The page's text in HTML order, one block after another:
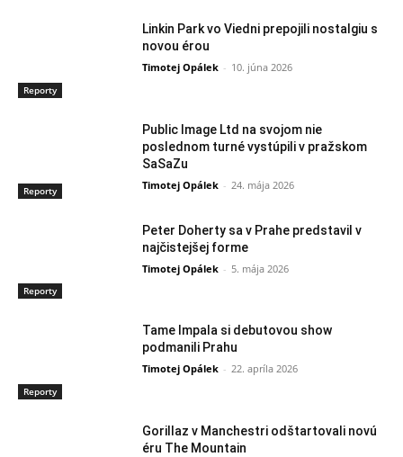
Reporty
Linkin Park vo Viedni prepojili nostalgiu s
novou érou
Timotej Opálek - 10. júna 2026
Reporty
Public Image Ltd na svojom nie
poslednom turné vystúpili v pražskom
SaSaZu
Timotej Opálek - 24. mája 2026
Reporty
Peter Doherty sa v Prahe predstavil v
najčistejšej forme
Timotej Opálek - 5. mája 2026
Reporty
Tame Impala si debutovou show
podmanili Prahu
Timotej Opálek - 22. apríla 2026
Gorillaz v Manchestri odštartovali novú
éru The Mountain